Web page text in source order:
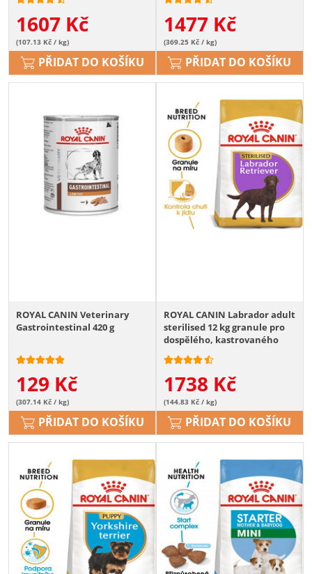
1607 Kč
(107.13 Kč / kg)
PŘIDAT DO KOŠÍKU
1477 Kč
(369.25 Kč / kg)
PŘIDAT DO KOŠÍKU
ROYAL CANIN Veterinary
Gastrointestinal 420 g
129 Kč
(307.14 Kč / kg)
PŘIDAT DO KOŠÍKU
ROYAL CANIN Labrador adult
sterilised 12 kg granule pro
dospělého, kastrovaného
labradora
1738 Kč
(144.83 Kč / kg)
PŘIDAT DO KOŠÍKU